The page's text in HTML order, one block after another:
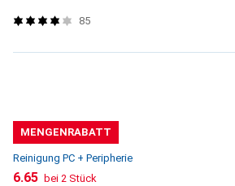
85
MENGENRABATT
Reinigung PC + Peripherie
CHF
6.65 bei 2 Stück